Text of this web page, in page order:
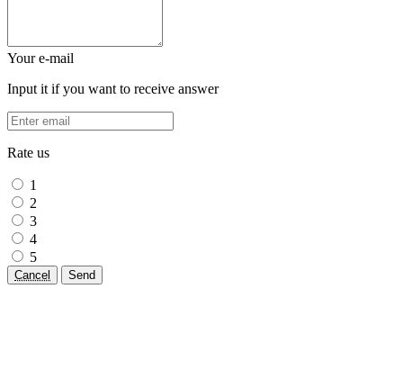
Your e-mail
Input it if you want to receive answer
Rate us
1
2
3
4
5
Cancel Send